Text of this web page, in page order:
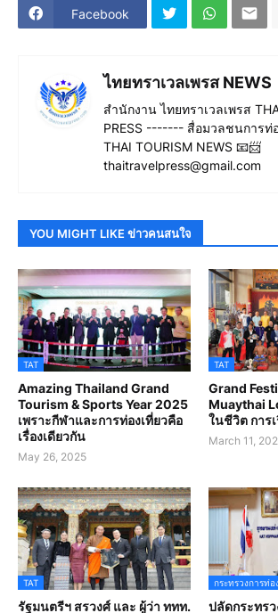
Facebook
ไทยทราเวลเพรส NEWS
สำนักงาน ไทยทราเวลเพรส
PRESS ------- สื่อมวลชนการท่
THAI TOURISM NEWS 📧📨
thaitravelpress@gmail.com
YOU MIGHT LIKE ข่าวคนสนใจ
TAT
Amazing Thailand Grand
Tourism & Sports Year 2025
เพราะกีฬาและการท่องเที่ยวคือ
เรื่องเดียวกัน
May 26, 2025
TAT
Grand
Muaythai
ในชีวิต การ
March 11,
TAT
รัฐมนตรีฯ สรวงศ์ และ ผู้ว่า ททท.
กระทรวงการท่อ
ปลัดกระทรว